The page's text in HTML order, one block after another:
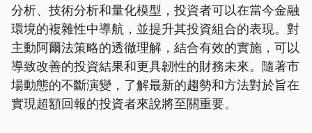
分析、技術分析和量化模型，投資者可以在當今金融
環境的複雜性中導航，並提升其投資組合的表現。對
主動阿爾法策略的透徹理解，結合有效的實施，可以
導致改善的投資結果和更具韌性的財務未來。隨著市
場動態的不斷演變，了解最新的趨勢和方法對於旨在
實現超額回報的投資者來說將至關重要。